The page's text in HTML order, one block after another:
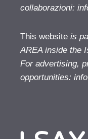
collaborazioni:
This website is
AREA inside the
For advertising,
opportunities: